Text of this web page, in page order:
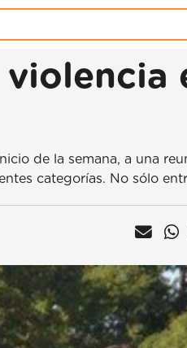
de la semana, a una
categorías. No sólo